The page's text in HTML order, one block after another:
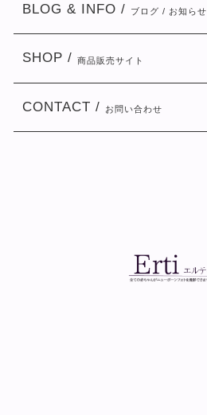
BLOG & INFO / ブログ / お知らせ
SHOP / 商品販売サイト
CONTACT / お問い合わせ